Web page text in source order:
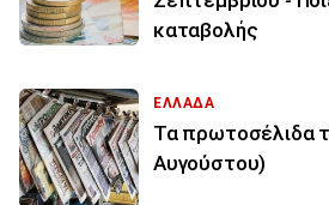
καταβολής
ΕΛΛΑΔΑ
Τα πρωτοσέλιδα
Αυγούστου)